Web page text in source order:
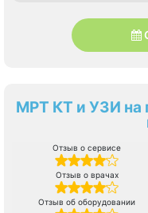
МРТ КТ и УЗИ на
Отзыв о сервисе
Отзыв о врачах
Отзыв об оборудовании